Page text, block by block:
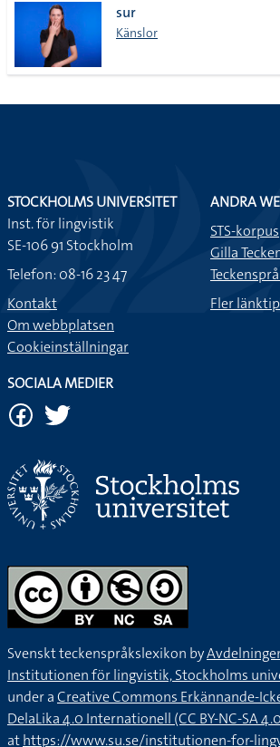
sur
Känslor
STOCKHOLMS UNIVERSITET
Inst. för lingvistik
SE-106 91 Stockholm
Telefon: 08-16 23 47
Kontakt
Om webbplatsen
Cookieinställningar
ANDRA
STS-korpus
Gilla
Fler
SOCIALA MEDIER
Svenskt teckenspråkslexikon by
Institutionen för lingvistik, Stockholms
under aCreative Commons Erkännande-
DelaLika 4.0 Internationell (CC BY-NC-SA
athttps://www.su.se/institutionen-for-